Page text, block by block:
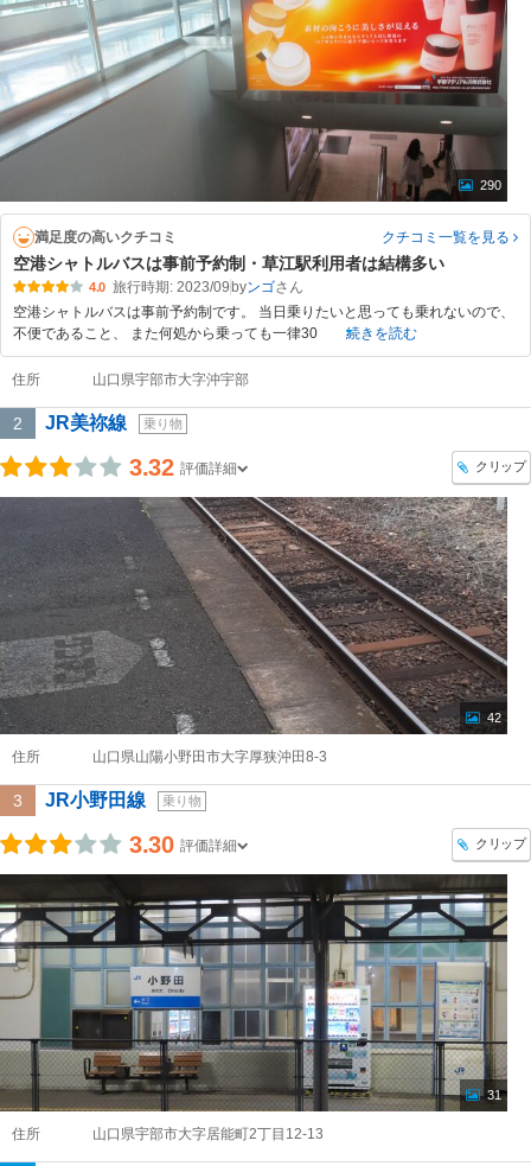
290
満足度の高いクチコミ クチコミ一覧を見る
空港シャトルバスは事前予約制・草江駅利用者は結構多い
4.0 旅行時期: 2023/09 byンゴ
空港シャトルバスは事前予約制です。 当日乗りたいと思っても乗れないので、
不便であること、 また何処から乗っても一律30
続きを読む
住所 山口県宇部市大字沖宇部
2 JR美祢線 乗り物
3.32 評価詳細 クリップ
42
住所 山口県山陽小野田市大字厚狭沖田8-3
3 JR小野田線 乗り物
3.30 評価詳細 クリップ
31
住所 山口県宇部市大字居能町2丁目12-13